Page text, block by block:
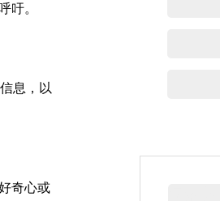
吁。
息，以
奇心或